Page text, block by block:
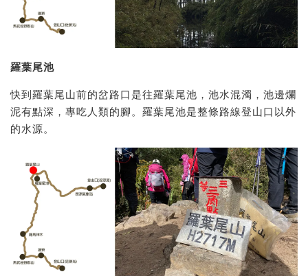
羅葉尾池
快到羅葉尾山前的岔路口是往羅葉尾池，池水混濁，池邊爛
泥有點深，專吃人類的腳。羅葉尾池是整條路線登山口以外
的水源。